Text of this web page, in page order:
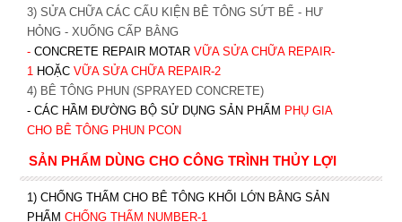
3) SỬA CHỮA CÁC CẤU KIỆN BÊ TÔNG SỨT BỂ - HƯ
HỎNG - XUỐNG CẤP BẰNG
- CONCRETE REPAIR MOTAR VỮA SỬA CHỮA REPAIR-
1 HOẶC VỮA SỬA CHỮA REPAIR-2
4) BÊ TÔNG PHUN (SPRAYED CONCRETE)
- CÁC HẦM ĐƯỜNG BỘ SỬ DỤNG SẢN PHẨM PHỤ GIA
CHO BÊ TÔNG PHUN PCON
SẢN PHẨM DÙNG CHO CÔNG TRÌNH THỦY LỢI
1) CHỐNG THẤM CHO BÊ TÔNG KHỐI LỚN BẰNG SẢN
PHẨM CHỐNG THẤM NUMBER-1